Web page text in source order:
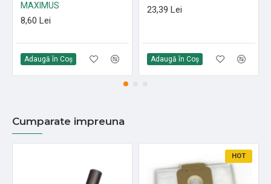
MAXIMUS
8,60 Lei
Adaugă în Coş
23,39 Lei
Adaugă în Coş
Cumparate impreuna
HOT